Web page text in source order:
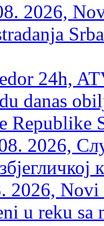
2026,
24h,
danas
Republike
2026,
2026, Novi
u reku sa